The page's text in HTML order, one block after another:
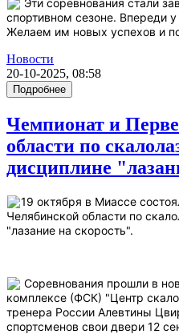
спортивном сезоне. Впереди
Желаем им новых успехов и
Новости
20-10-2025, 08:58
Подробнее
Чемпионат и
области по
дисциплине
19 октября в Миассе
Челябинской области по
"лазание на скорость".
Соревнования прошли в
комплексе (ФСК) "Центр
тренера России Алевтины
спортсменов свои двери 12